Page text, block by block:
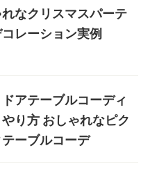
なクリスマスパーテ
レーション実例
アテーブルコーディ
り方 おしゃれなピク
ーブルコーデ